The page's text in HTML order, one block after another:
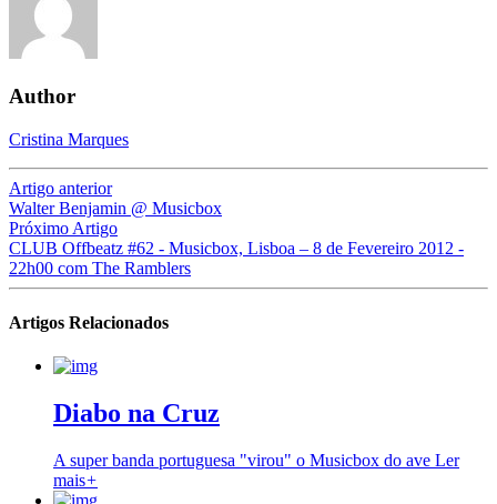
Author
Cristina Marques
Artigo anterior
Walter Benjamin @ Musicbox
Próximo Artigo
CLUB Offbeatz #62 - Musicbox, Lisboa – 8 de Fevereiro 2012 -
22h00 com The Ramblers
Artigos Relacionados
Diabo na Cruz
A super banda portuguesa "virou" o Musicbox do ave Ler
mais+